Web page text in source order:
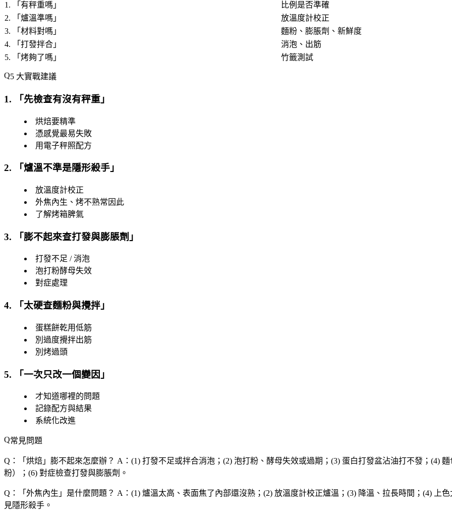
1. 「 有秤重嗎 」
比例是否準確
2. 「 爐溫準嗎 」
放溫度計校正
3. 「 材料對嗎 」
麵粉、膨脹劑、新鮮度
4. 「 打發拌合 」
消泡、出筋
5. 「 烤夠了嗎 」 竹籤測試
5 大實戰建議
1. 「 先檢查有沒有秤重 」
烘焙要精準
憑感覺最易失敗
用電子秤照配方
2. 「爐溫不準是隱形殺手 」
放溫度計校正
外焦內生、烤不熟常因此
了解烤箱脾氣
3. 「膨不起來查打發與膨脹劑 」
打發不足 / 消泡
泡打粉酵母失效
對症處理
4. 「 太硬查麵粉與攪拌 」
蛋糕餅乾用低筋
別過度攪拌出筋
別烤過頭
5. 「一次只改一個變因 」
才知道哪裡的問題
記錄配方與結果
系統化改進
常見問題
Q：「 烘焙 」膨不起來怎麼辦？ A：(1) 打發不足或拌合消泡；(2) 泡打粉、酵母失效或過期；(3) 蛋白打發盆沾油打不發；(4)
粉）；(6) 對症檢查打發與膨脹劑。
Q：「 外焦內生 」是什麼問題？ A：(1) 爐溫太高、表面焦了內部還沒熟；(2) 放溫度計校正爐溫；(3) 降溫、拉長時間；(4) 上
見隱形殺手。